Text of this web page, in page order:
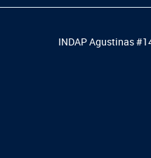
INDAP Agustinas